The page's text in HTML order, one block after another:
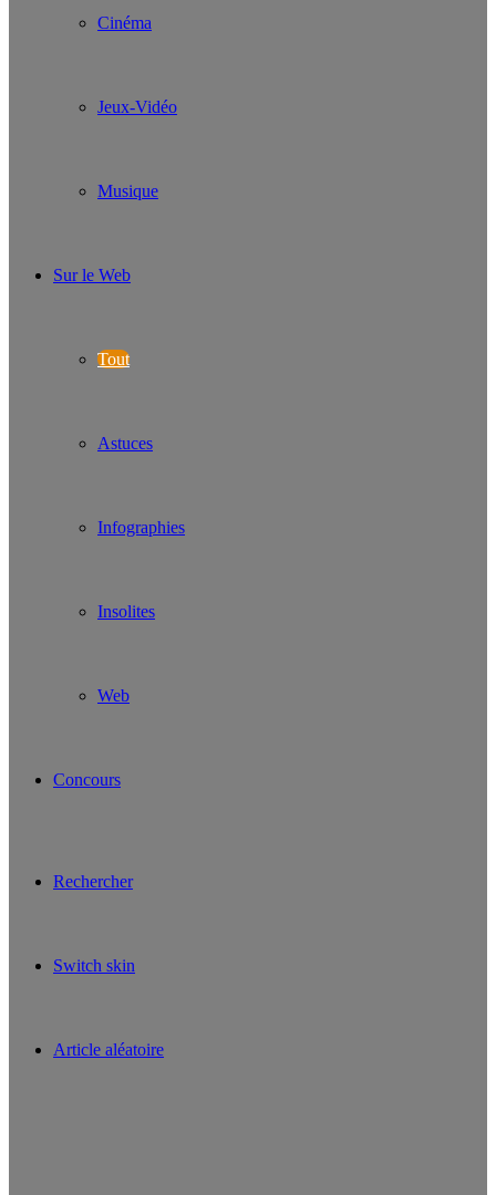
Cinéma
Jeux-Vidéo
Musique
Sur le Web
Tout
Astuces
Infographies
Insolites
Web
Concours
Rechercher
Switch skin
Article aléatoire